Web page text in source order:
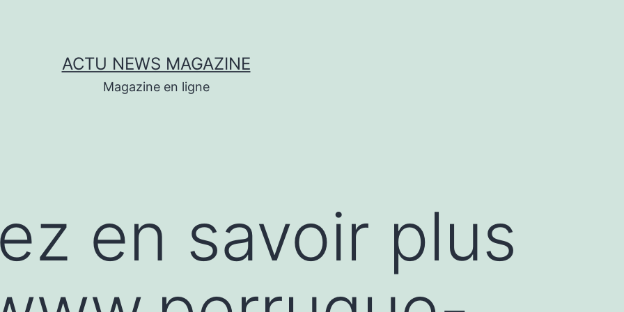
ACTU NEWS MAGAZINE
Magazine en ligne
en savoir plus